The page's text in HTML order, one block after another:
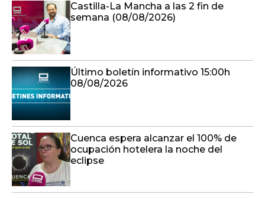
Castilla-La Mancha a las 2 fin de
semana (08/08/2026)
Último boletín informativo 15:00h
08/08/2026
Cuenca espera alcanzar el 100% de
ocupación hotelera la noche del
eclipse